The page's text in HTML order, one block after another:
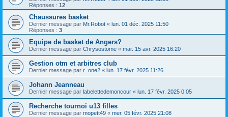
Réponses : 12
Chaussures basket
Dernier message par Mr.Robot « lun. 01 déc. 2025 11:50
Réponses : 3
Equipe de basket de Angers?
Dernier message par Chrysostome « mar. 15 avr. 2025 16:20
Gestion otm et arbitres club
Dernier message par r_one2 « lun. 17 févr. 2025 11:26
Johann Jeanneau
Dernier message par labelettedemoncour « lun. 17 févr. 2025 0:05
Recherche tournoi u13 filles
Dernier message par mopett49 « mer. 05 févr. 2025 21:08